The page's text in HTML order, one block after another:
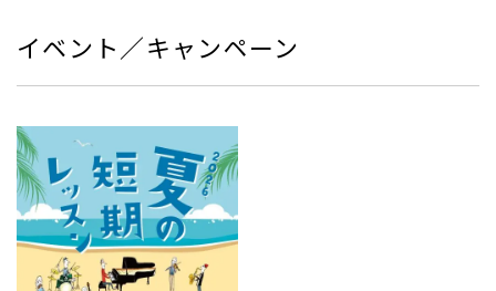
イベント／キャンペーン